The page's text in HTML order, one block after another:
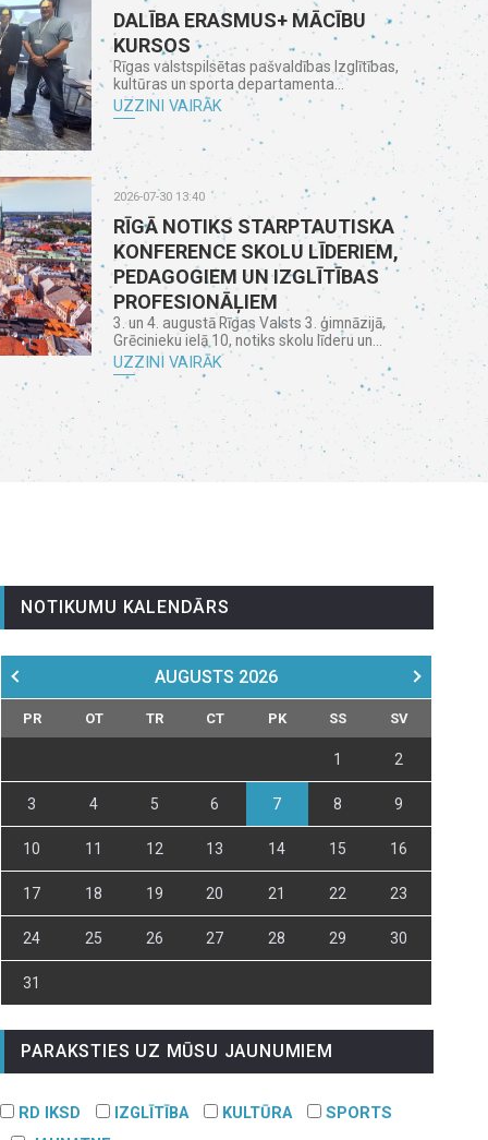
DALĪBA ERASMUS+ MĀCĪBU
KURSOS
Rīgas valstspilsētas pašvaldības Izglītības,
kultūras un sporta departamenta...
UZZINI VAIRĀK
2026-07-30 13:40
RĪGĀ NOTIKS STARPTAUTISKA
KONFERENCE SKOLU LĪDERIEM,
PEDAGOGIEM UN IZGLĪTĪBAS
PROFESIONĀĻIEM
3. un 4. augustā Rīgas Valsts 3. ģimnāzijā,
Grēcinieku ielā 10, notiks skolu līderu un...
UZZINI VAIRĀK
NOTIKUMU KALENDĀRS
AUGUSTS 2026
PR OT TR CT PK SS SV
1 2
3 4 5 6 7 8 9
10 11 12 13 14 15 16
17 18 19 20 21 22 23
24 25 26 27 28 29 30
31
PARAKSTIES UZ MŪSU JAUNUMIEM
RD IKSD IZGLĪTĪBA KULTŪRA
SPORTS